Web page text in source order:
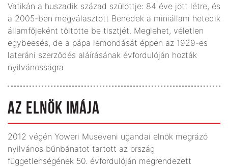
Vatikán a huszadik század szülöttje: 84 éve jött létre, és
a 2005-ben megválasztott Benedek a miniállam hetedik
államfőjeként töltötte be tisztjét. Meglehet, véletlen
egybeesés, de a pápa lemondását éppen az 1929-es
lateráni szerződés aláírásának évfordulóján hozták
nyilvánosságra.
AZ ELNÖK IMÁJA
2012 végén Yoweri Museveni ugandai elnök megrázó
nyilvános bűnbánatot tartott az ország
függetlenségének 50. évfordulóján megrendezett